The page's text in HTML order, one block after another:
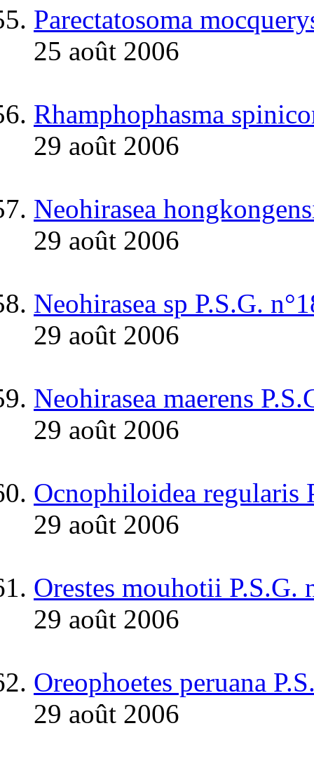
Parectatosoma
25 août 2006
Rhamphophasma
29 août 2006
Neohirasea
29 août 2006
Neohirasea sp P.S.G.
29 août 2006
Neohirasea maerens
29 août 2006
Ocnophiloidea regularis
29 août 2006
Orestes mouhotii P.S.G.
29 août 2006
Oreophoetes peruana
29 août 2006